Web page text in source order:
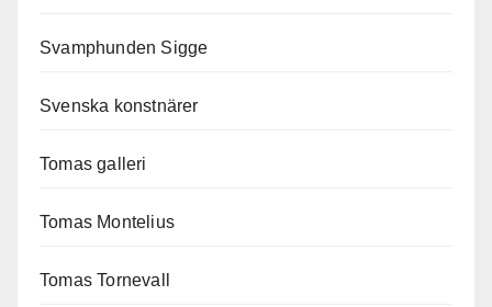
Svamphunden Sigge
Svenska konstnärer
Tomas galleri
Tomas Montelius
Tomas Tornevall